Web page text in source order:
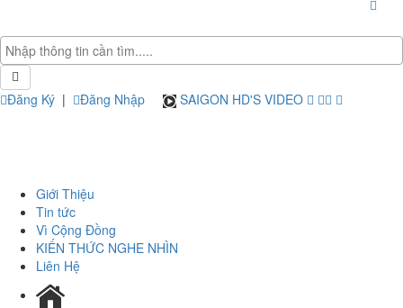
Đăng Ký | Đăng Nhập SAIGON HD'S VIDEO
Giới Thiệu
Tin tức
Vì Cộng Đồng
KIẾN THỨC NGHE NHÌN
Liên Hệ